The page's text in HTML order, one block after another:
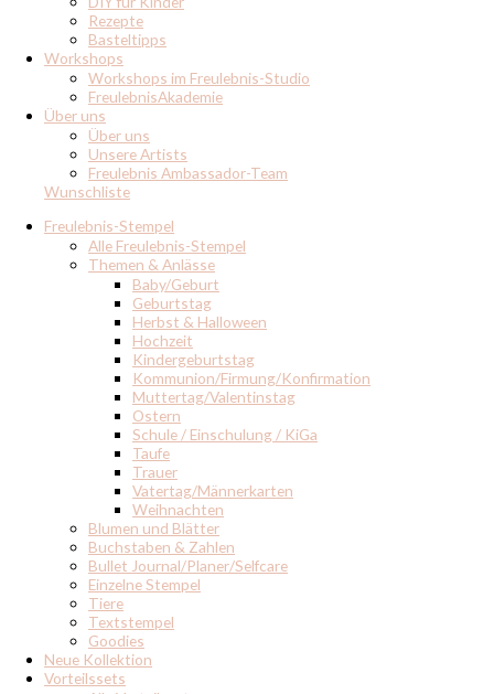
Rezepte
Basteltipps
Workshops
Workshops im Freulebnis-Studio
FreulebnisAkademie
Über uns
Über uns
Unsere Artists
Freulebnis Ambassador-Team
Wunschliste
Freulebnis-Stempel
Alle Freulebnis-Stempel
Themen & Anlässe
Baby/Geburt
Geburtstag
Herbst & Halloween
Hochzeit
Kindergeburtstag
Kommunion/Firmung/Konfirmation
Muttertag/Valentinstag
Ostern
Schule / Einschulung / KiGa
Taufe
Trauer
Vatertag/Männerkarten
Weihnachten
Blumen und Blätter
Buchstaben & Zahlen
Bullet Journal/Planer/Selfcare
Einzelne Stempel
Tiere
Textstempel
Goodies
Neue Kollektion
Vorteilssets